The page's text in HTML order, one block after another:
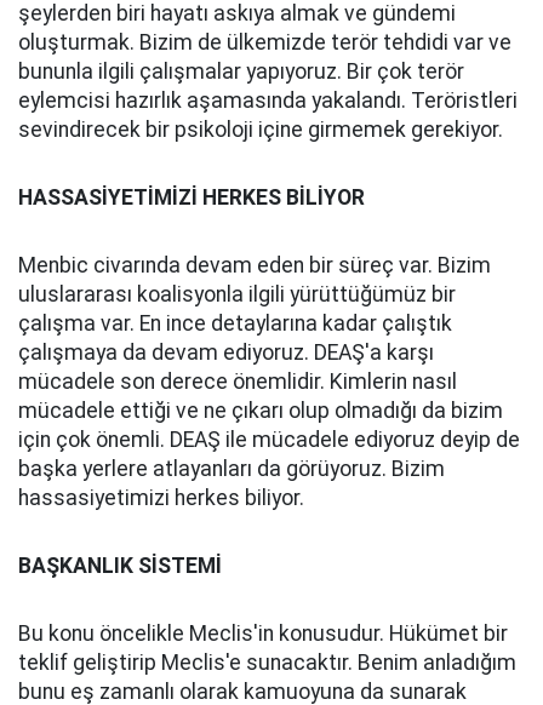
şeylerden biri hayatı askıya almak ve gündemi
oluşturmak. Bizim de ülkemizde terör tehdidi var ve
bununla ilgili çalışmalar yapıyoruz. Bir çok terör
eylemcisi hazırlık aşamasında yakalandı. Teröristleri
sevindirecek bir psikoloji içine girmemek gerekiyor.
HASSASİYETİMİZİ HERKES BİLİYOR
Menbic civarında devam eden bir süreç var. Bizim
uluslararası koalisyonla ilgili yürüttüğümüz bir
çalışma var. En ince detaylarına kadar çalıştık
çalışmaya da devam ediyoruz. DEAŞ'a karşı
mücadele son derece önemlidir. Kimlerin nasıl
mücadele ettiği ve ne çıkarı olup olmadığı da bizim
için çok önemli. DEAŞ ile mücadele ediyoruz deyip de
başka yerlere atlayanları da görüyoruz. Bizim
hassasiyetimizi herkes biliyor.
BAŞKANLIK SİSTEMİ
Bu konu öncelikle Meclis'in konusudur. Hükümet bir
teklif geliştirip Meclis'e sunacaktır. Benim anladığım
bunu eş zamanlı olarak kamuoyuna da sunarak